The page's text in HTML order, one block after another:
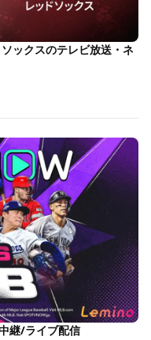
ックスのテレビ放送・ネ
継/ライブ配信